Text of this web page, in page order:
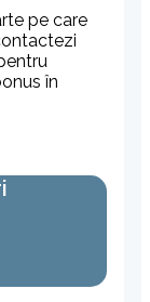
pe care
în